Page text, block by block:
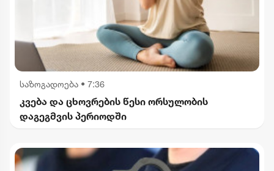
საზოგადოება • 7:36
კვება და ცხოვრების წესი ორსულობის
დაგეგმვის პერიოდში